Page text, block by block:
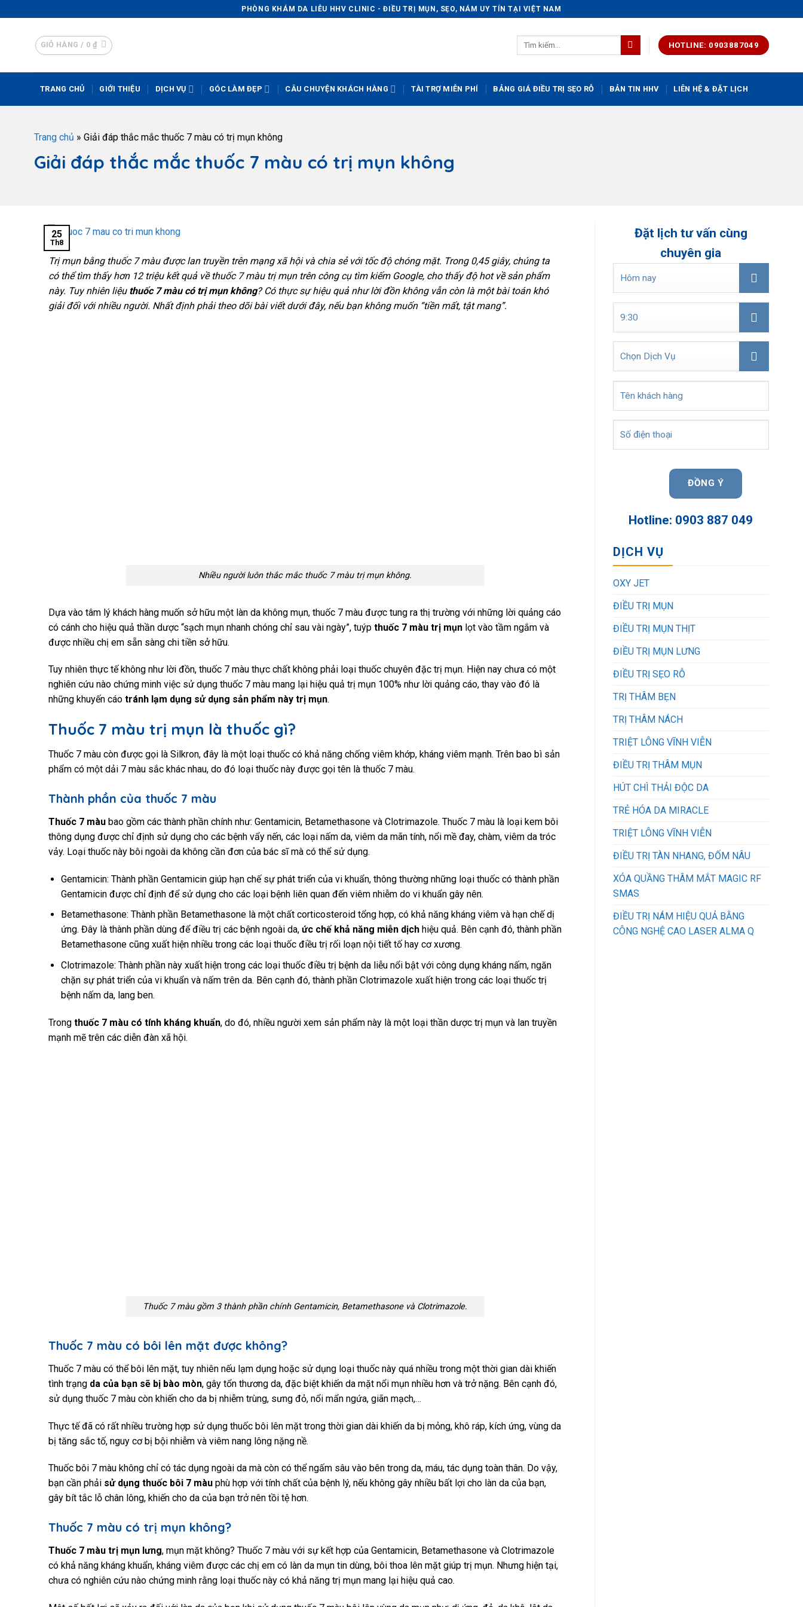
PHÒNG KHÁM DA LIỄU HHV CLINIC - ĐIỀU TRỊ MỤN, SẸO, NÁM UY TÍN TẠI VIỆT NAM
GIỎ HÀNG / 0 ₫ HOTLINE: 0903887049
TRANG CHỦ GIỚI THIỆU DỊCH VỤ GÓC LÀM ĐẸP CÂU CHUYỆN KHÁCH HÀNG TÀI TRỢ MIỄN PHÍ BẢNG GIÁ ĐIỀU TRỊ SẸO RỖ BẢN TIN HHV LIÊN HỆ & ĐẶT LỊCH
Trang chủ » Giải đáp thắc mắc thuốc 7 màu có trị mụn không
Giải đáp thắc mắc thuốc 7 màu có trị mụn không
25
Th8
Trị mụn bằng thuốc 7 màu được lan truyền trên mạng xã hội và chia sẻ với tốc độ chóng mặt. Trong 0,45 giây, chúng ta
có thể tìm thấy hơn 12 triệu kết quả về thuốc 7 màu trị mụn trên công cụ tìm kiếm Google, cho thấy độ hot về sản phẩm
này. Tuy nhiên liệu thuốc 7 màu có trị mụn không? Có thực sự hiệu quả như lời đồn không vẫn còn là một bài toán khó
giải đối với nhiều người. Nhất định phải theo dõi bài viết dưới đây, nếu bạn không muốn “tiền mất, tật mang”.
Nhiều người luôn thắc mắc thuốc 7 màu trị mụn không.
Dựa vào tâm lý khách hàng muốn sở hữu một làn da không mụn, thuốc 7 màu được tung ra thị trường với những lời quảng cáo
có cánh cho hiệu quả thần dược “sạch mụn nhanh chóng chỉ sau vài ngày”, tuýp thuốc 7 màu trị mụn lọt vào tầm ngắm và
được nhiều chị em sẵn sàng chi tiền sở hữu.
Tuy nhiên thực tế không như lời đồn, thuốc 7 màu thực chất không phải loại thuốc chuyên đặc trị mụn. Hiện nay chưa có một
nghiên cứu nào chứng minh việc sử dụng thuốc 7 màu mang lại hiệu quả trị mụn 100% như lời quảng cáo, thay vào đó là
những khuyến cáo tránh lạm dụng sử dụng sản phẩm này trị mụn.
Thuốc 7 màu trị mụn là thuốc gì?
Thuốc 7 màu còn được gọi là Silkron, đây là một loại thuốc có khả năng chống viêm khớp, kháng viêm mạnh. Trên bao bì sản
phẩm có một dải 7 màu sắc khác nhau, do đó loại thuốc này được gọi tên là thuốc 7 màu.
Thành phần của thuốc 7 màu
Thuốc 7 màu bao gồm các thành phần chính như: Gentamicin, Betamethasone và Clotrimazole. Thuốc 7 màu là loại kem bôi
thông dụng được chỉ định sử dụng cho các bệnh vẩy nến, các loại nấm da, viêm da mãn tính, nổi mề đay, chàm, viêm da tróc
vảy. Loại thuốc này bôi ngoài da không cần đơn của bác sĩ mà có thể sử dụng.
Gentamicin: Thành phần Gentamicin giúp hạn chế sự phát triển của vi khuẩn, thông thường những loại thuốc có thành phần
Gentamicin được chỉ định để sử dụng cho các loại bệnh liên quan đến viêm nhiễm do vi khuẩn gây nên.
Betamethasone: Thành phần Betamethasone là một chất corticosteroid tổng hợp, có khả năng kháng viêm và hạn chế dị
ứng. Đây là thành phần dùng để điều trị các bệnh ngoài da, ức chế khả năng miễn dịchhiệu quả. Bên cạnh đó, thành phần
Betamethasone cũng xuất hiện nhiều trong các loại thuốc điều trị rối loạn nội tiết tố hay cơ xương.
Clotrimazole: Thành phần này xuất hiện trong các loại thuốc điều trị bệnh da liễu nổi bật với công dụng kháng nấm, ngăn
chặn sự phát triển của vi khuẩn và nấm trên da. Bên cạnh đó, thành phần Clotrimazole xuất hiện trong các loại thuốc trị
bệnh nấm da, lang ben.
Trong thuốc 7 màu có tính kháng khuẩn, do đó, nhiều người xem sản phẩm này là một loại thần dược trị mụn và lan truyền
mạnh mẽ trên các diễn đàn xã hội.
Thuốc 7 màu gồm 3 thành phần chính Gentamicin, Betamethasone và Clotrimazole.
Thuốc 7 màu có bôi lên mặt được không?
Thuốc 7 màu có thể bôi lên mặt, tuy nhiên nếu lạm dụng hoặc sử dụng loại thuốc này quá nhiều trong một thời gian dài khiến
tình trạng da của bạn sẽ bị bào mòn, gây tổn thương da, đặc biệt khiến da mặt nổi mụn nhiều hơn và trở nặng. Bên cạnh đó,
sử dụng thuốc 7 màu còn khiến cho da bị nhiễm trùng, sưng đỏ, nổi mẩn ngứa, giãn mạch,…
Thực tế đã có rất nhiều trường hợp sử dụng thuốc bôi lên mặt trong thời gian dài khiến da bị mỏng, khô ráp, kích ứng, vùng da
bị tăng sắc tố, nguy cơ bị bội nhiễm và viêm nang lông nặng nề.
Thuốc bôi 7 màu không chỉ có tác dụng ngoài da mà còn có thể ngấm sâu vào bên trong da, máu, tác dụng toàn thân. Do vậy,
bạn cần phải sử dụng thuốc bôi 7 màu phù hợp với tính chất của bệnh lý, nếu không gây nhiều bất lợi cho làn da của bạn,
gây bít tắc lỗ chân lông, khiến cho da của bạn trở nên tồi tệ hơn.
Thuốc 7 màu có trị mụn không?
Thuốc 7 màu trị mụn lưng, mụn mặt không? Thuốc 7 màu với sự kết hợp của Gentamicin, Betamethasone và Clotrimazole
có khả năng kháng khuẩn, kháng viêm được các chị em có làn da mụn tin dùng, bôi thoa lên mặt giúp trị mụn. Nhưng hiện tại,
chưa có nghiên cứu nào chứng minh rằng loại thuốc này có khả năng trị mụn mang lại hiệu quả cao.
Đặt lịch tư vấn cùng
chuyên gia
Hotline: 0903 887 049
DỊCH VỤ
OXY JET
ĐIỀU TRỊ MỤN
ĐIỀU TRỊ MỤN THỊT
ĐIỀU TRỊ MỤN LƯNG
ĐIỀU TRỊ SẸO RỖ
TRỊ THÂM BẸN
TRỊ THÂM NÁCH
TRIỆT LÔNG VĨNH VIỄN
ĐIỀU TRỊ THÂM MỤN
HÚT CHÌ THẢI ĐỘC DA
TRẺ HÓA DA MIRACLE
TRIỆT LÔNG VĨNH VIỄN
ĐIỀU TRỊ TÀN NHANG, ĐỐM NÂU
XÓA QUẦNG THÂM MẮT MAGIC RF
SMAS
ĐIỀU TRỊ NÁM HIỆU QUẢ BẰNG
CÔNG NGHỆ CAO LASER ALMA Q